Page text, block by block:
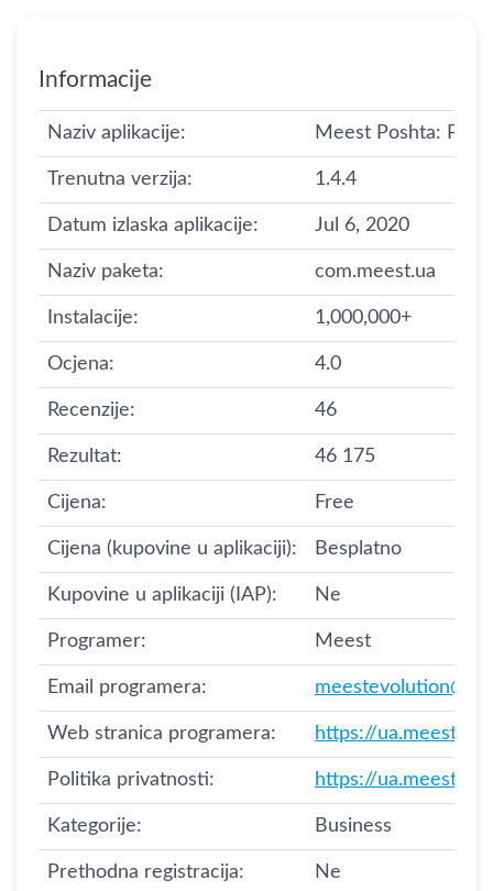
Informacije
Naziv aplikacije: Meest Poshta:
Trenutna verzija: 1.4.4
Datum izlaska aplikacije: Jul 6, 2020
Naziv paketa: com.meest.ua
Instalacije: 1,000,000+
Ocjena: 4.0
Recenzije: 46
Rezultat: 46 175
Cijena: Free
Cijena (kupovine u aplikaciji): Besplatno
Kupovine u aplikaciji (IAP): Ne
Programer: Meest
Email programera:
Web stranica programera: https://
Politika privatnosti: https://
Kategorije: Business
Prethodna registracija: Ne